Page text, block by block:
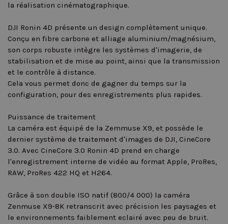
la réalisation cinématographique.
DJI Ronin 4D présente un design complètement unique.
Conçu en fibre carbone et alliage aluminium/magnésium,
son corps robuste intègre les systèmes d'imagerie, de
stabilisation et de mise au point, ainsi que la transmission
et le contrôle à distance.
Cela vous permet donc de gagner du temps sur la
configuration, pour des enregistrements plus rapides.
Puissance de traitement
La caméra est équipé de la Zemmuse X9, et possède le
dernier système de traitement d'images de DJI, CineCore
3.0. Avec CineCore 3.0 Ronin 4D prend en charge
l'enregistrement interne de vidéo au format Apple, ProRes,
RAW, ProRes 422 HQ et H264.
Grâce à son double ISO natif (800/4 000) la caméra
Zenmuse X9-8K retranscrit avec précision les paysages et
le environnements faiblement eclairé avec peu de bruit.